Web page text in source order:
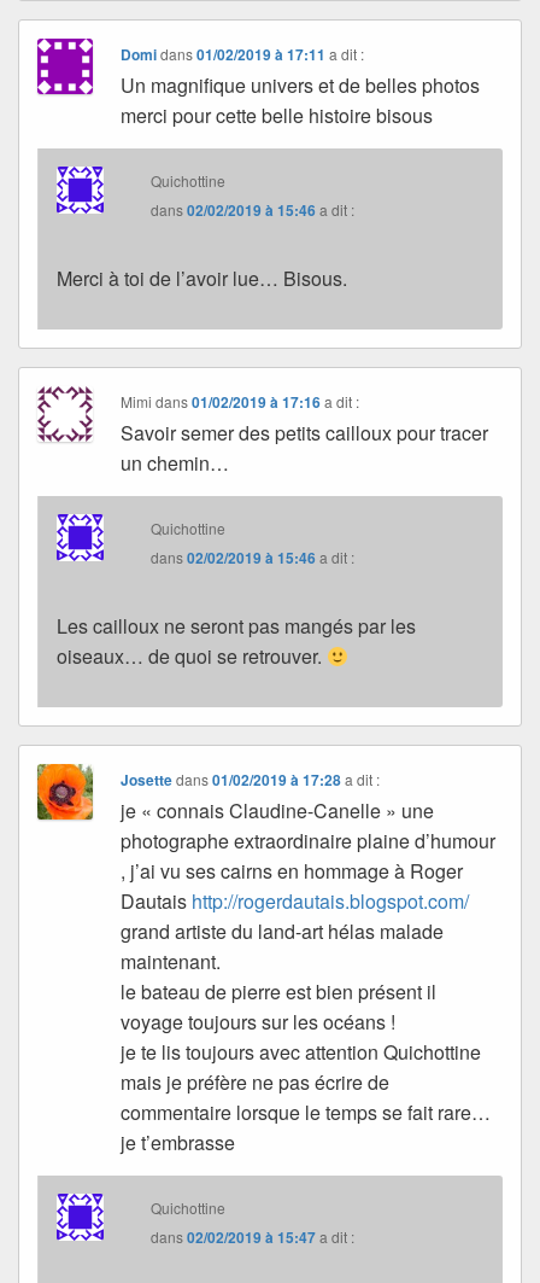
Domidans01/02/2019 à 17:11 a dit :
Un magnifique univers et de belles photos
merci pour cette belle histoire bisous
Quichottine
dans02/02/2019 à 15:46a dit :
Merci à toi de l’avoir lue… Bisous.
Mimi dans01/02/2019 à 17:16 a dit :
Savoir semer des petits cailloux pour tracer
un chemin…
Quichottine
dans02/02/2019 à 15:46a dit :
Les cailloux ne seront pas mangés par les
oiseaux… de quoi se retrouver.
Josettedans01/02/2019 à 17:28 a dit :
je « connais Claudine-Canelle » une
photographe extraordinaire plaine d’humour
, j’ai vu ses cairns en hommage à Roger
Dautais http://rogerdautais.blogspot.com/
grand artiste du land-art hélas malade
maintenant.
le bateau de pierre est bien présent il
voyage toujours sur les océans !
je te lis toujours avec attention Quichottine
mais je préfère ne pas écrire de
commentaire lorsque le temps se fait rare…
je t’embrasse
Quichottine
dans02/02/2019 à 15:47a dit :